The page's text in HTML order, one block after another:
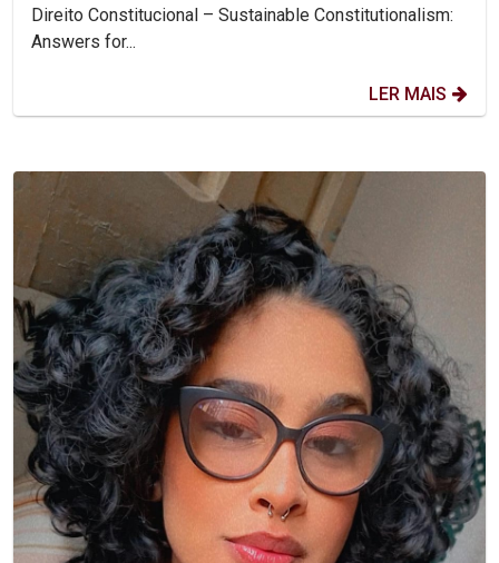
Direito Constitucional – Sustainable Constitutionalism:
Answers for...
LER MAIS